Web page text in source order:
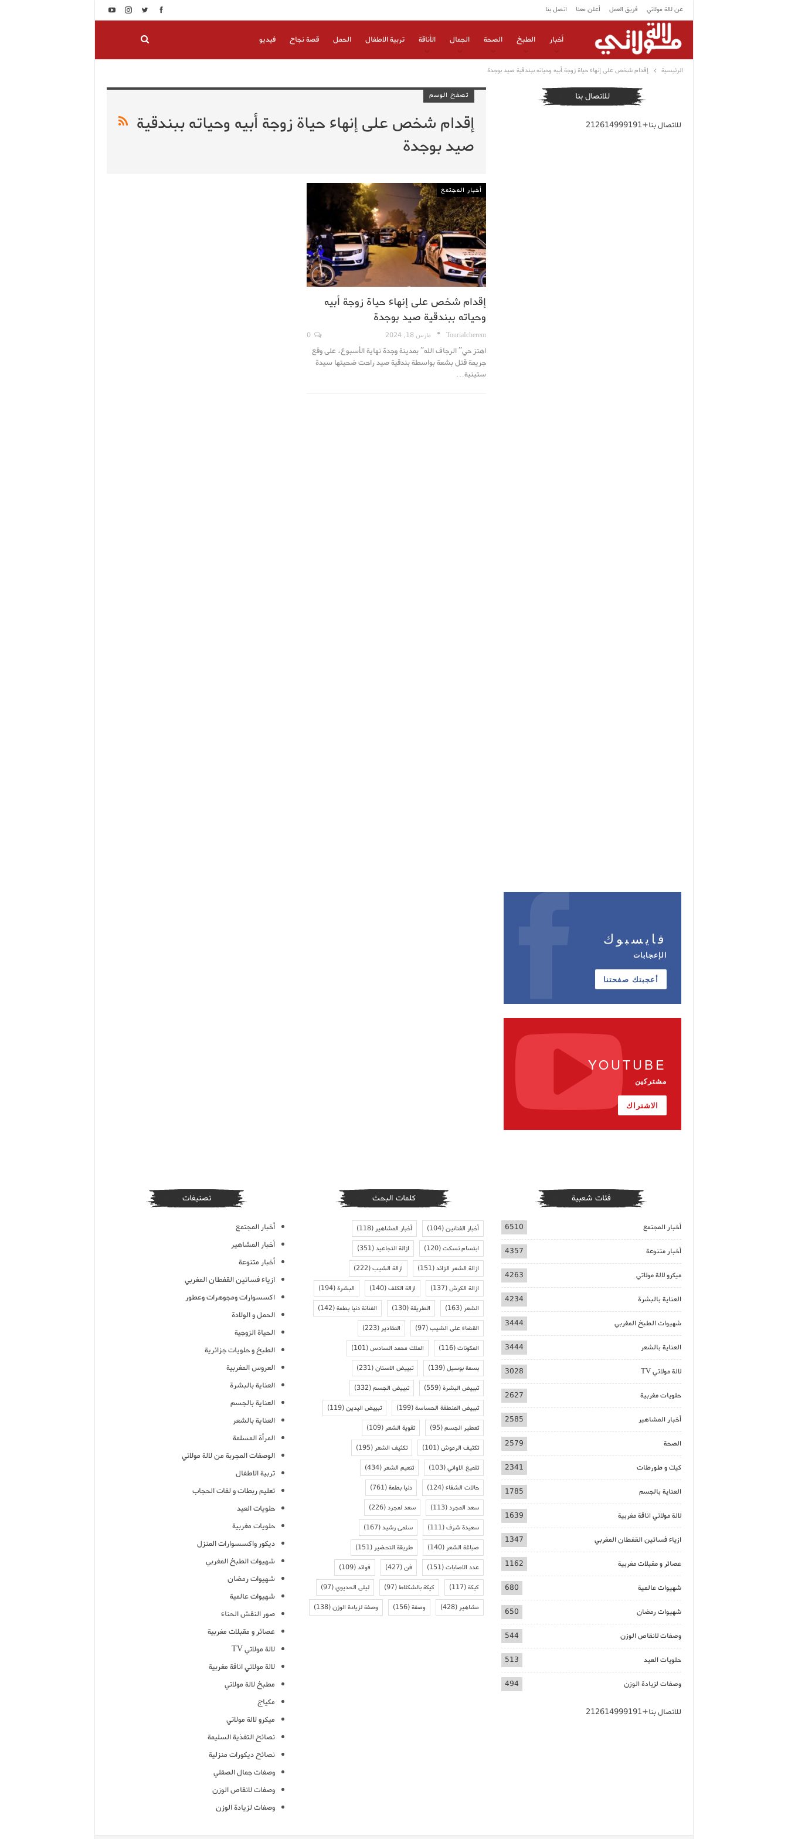
عن لالة مولاتي فريق العمل أعلن معنا اتصل بنا
أخبار الطبخ الصحة الجمال الأناقة تربية الاطفال الحمل قصة نجاح فيديو
الرئيسية إقدام شخص على إنهاء حياة زوجة أبيه وحياته ببندقية صيد بوجدة
تصفح الوسم
إقدام شخص على إنهاء حياة زوجة أبيه وحياته ببندقية
صيد بوجدة
أخبار المجتمع
إقدام شخص على إنهاء حياة زوجة أبيه
وحياته ببندقية صيد بوجدة
TouriaIcherem مارس 18, 2024
اهتز حي” الرجاف الله” بمدينة وجدة نهاية الأسبوع، على وقع
جريمة قتل بشعة بواسطة بندقية صيد راحت ضحيتها سيدة
ستينية…
للاتصال بنا
للاتصال بنا+212614999191
فايسبوك
الإعجابات
أعجبتك صفحتنا
YOUTUBE
مشتركين
الاشتراك
فئات شعبية
أخبار المجتمع 6510
أخبار متنوعة 4357
ميكرو لالة مولاتي 4263
العناية بالبشرة 4234
شهيوات الطبخ المغربي 3444
العناية بالشعر 3444
لالة مولاتي TV 3028
حلويات مغربية 2627
أخبار المشاهير 2585
الصحة 2579
كيك و طورطات 2341
العناية بالجسم 1785
لالة مولاتي اناقة مغربية 1639
ازياء فساتين القفطان المغربي 1347
عصائر و مقبلات مغربية 1162
شهيوات عالمية 680
شهيوات رمضان 650
وصفات لانقاص الوزن 544
حلويات العيد 513
وصفات لزيادة الوزن 494
للاتصال بنا+212614999191
كلمات البحث
أخبار الفنانين(104) أخبار المشاهير(118)
ابتسام تسكت(120) ازالة التجاعيد(351)
ازالة الشعر الزائد(151) ازالة الشيب(222)
ازالة الكرش(137) ازالة الكلف(140) البشرة(194)
الشعر(163) الطريقة(130) الفنانة دنيا بطمة(142)
القضاء على الشيب(97) المقادير(223)
المكونات(116) الملك محمد السادس(101)
بسمة بوسيل(139) تبييض الاسنان(231)
تبييض البشرة(559) تبييض الجسم(332)
تبييض المنطقة الحساسة(199) تبييض اليدين(119)
تعطير الجسم(95) تقوية الشعر(109)
تكثيف الرموش(101) تكثيف الشعر(195)
تلميع الاواني(103) تنعيم الشعر(434)
حالات الشفاء(124) دنيا بطمة(761)
سعد المجرد(113) سعد لمجرد(226)
سعيدة شرف(111) سلمى رشيد(167)
صباغة الشعر(140) طريقة التحضير(151)
عدد الاصابات(151) فن(427) فوائد(109)
كيكة(117) كيكة بالشكلاط(97) ليلى الحديوي(97)
مشاهير(428) وصفة(156) وصفة لزيادة الوزن(138)
تصنيفات
أخبار المجتمع
أخبار المشاهير
أخبار متنوعة
ازياء فساتين القفطان المغربي
اكسسوارات ومجوهرات وعطور
الحمل و الولادة
الحياة الزوجية
الطبخ و حلويات جزائرية
العروس المغربية
العناية بالبشرة
العناية بالجسم
العناية بالشعر
المرأة المسلمة
الوصفات المجربة من لالة مولاتي
تربية الاطفال
تعليم ربطات و لفات الحجاب
حلويات العيد
حلويات مغربية
ديكور واكسسوارات المنزل
شهيوات الطبخ المغربي
شهيوات رمضان
شهيوات عالمية
صور النقش الحناء
عصائر و مقبلات مغربية
لالة مولاتي TV
لالة مولاتي اناقة مغربية
مطبخ لالة مولاتي
مكياج
ميكرو لالة مولاتي
نصائح التغذية السليمة
نصائح ديكورات منزلية
وصفات جمال الصقلي
وصفات لانقاص الوزن
وصفات لزيادة الوزن